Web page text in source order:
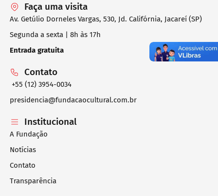
Faça uma visita
Av. Getúlio Dorneles Vargas, 530, Jd. Califórnia, Jacareí (SP)
Segunda a sexta | 8h às 17h
Entrada gratuita
Contato
+55 (12) 3954-0034
presidencia@fundacaocultural.com.br
Institucional
A Fundação
Notícias
Contato
Transparência